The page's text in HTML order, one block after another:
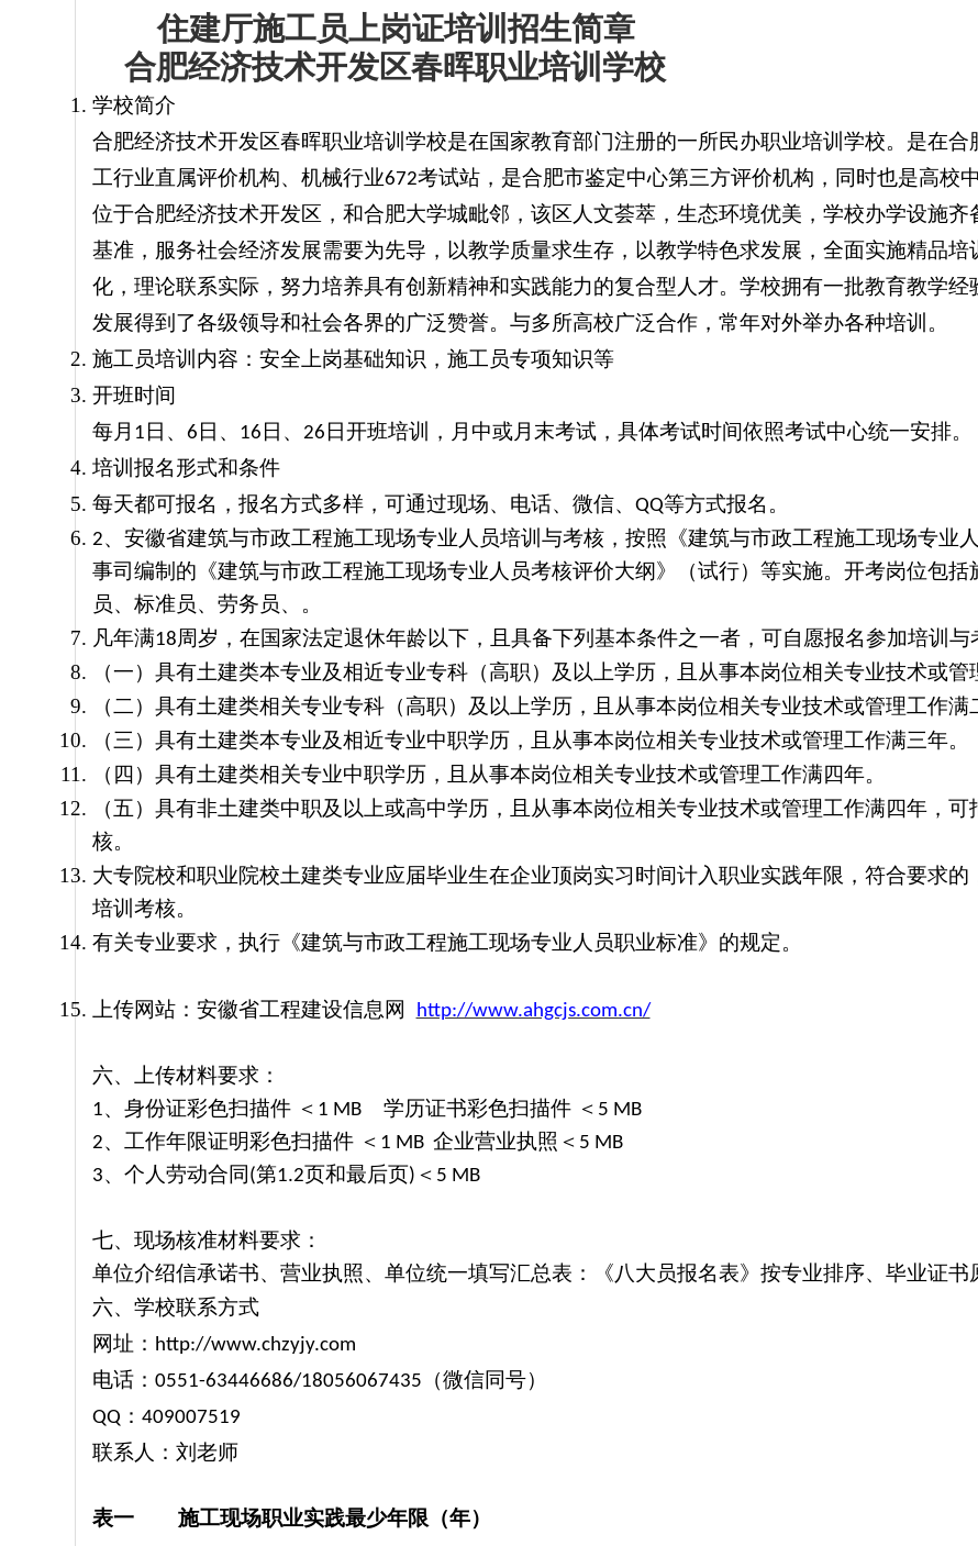
1 2 3 4
住建厅施工员上岗证培训招生简章
合肥经济技术开发区春晖职业培训学校
学校简介
合肥经济技术开发区春晖职业培训学校是在国家教育部门注册的一所民办职业培训学校。是在
工行业直属评价机构、机械行业672考试站，是合肥市鉴定中心第三方评价机构，同时也是高校
位于合肥经济技术开发区，和合肥大学城毗邻，该区人文荟萃，生态环境优美，学校办学设施
基准，服务社会经济发展需要为先导，以教学质量求生存，以教学特色求发展，全面实施精品
化，理论联系实际，努力培养具有创新精神和实践能力的复合型人才。学校拥有一批教育教学
发展得到了各级领导和社会各界的广泛赞誉。与多所高校广泛合作，常年对外举办各种培训 。
施工员培训内容：安全上岗基础知识，施工员专项知识等
开班时间
每月 1 日、 6 日、 16 日、 26 日开班培训，月中或月末考试，具体考试时间依照考试中心统一安排。
培训报名形式和条件
每天都可报名，报名方式多样，可通过现场、电话、微信、 QQ等方式报名。
2、 安徽省建筑与市政工程施工现场专业人员培训与考核，按照《建筑与市政工程施工现场专业
事司编制的《建筑与市政工程施工现场专业人员考核评价大纲》（试行）等实施。开考岗位包
员、标准员、劳务员、。
凡年满18周岁，在国家法定退休年龄以下，且具备下列基本条件之一者，可自愿报名参加培训与
（一）具有土建类本专业及相近专业专科（高职）及以上学历，且从事本岗位相关专业技术或管
（二）具有土建类相关专业专科（高职）及以上学历，且从事本岗位相关专业技术或管理工作满
（三）具有土建类本专业及相近专业中职学历，且从事本岗位相关专业技术或管理工作满三年。
（四）具有土建类相关专业中职学历，且从事本岗位相关专业技术或管理工作满四年。
（五）具有非土建类中职及以上或高中学历，且从事本岗位相关专业技术或管理工作满四年，
核。
大专院校和职业院校土建类专业应届毕业生在企业顶岗实习时间计入职业实践年限，符合要求
培训考核。
有关专业要求，执行《建筑与市政工程施工现场专业人员职业标准》的规定。
上传网站：安徽省工程建设信息网 http://www.ahgcjs.com.cn/
六、上传材料要求：
1、 身份证彩色扫描件 ＜ 1 MB 学历证书彩色扫描件 ＜ 5 MB
2、 工作年限证明彩色扫描件 ＜ 1 MB 企业营业执照＜ 5 MB
3、 个人劳动合同 (第1.2页和最后页) ＜ 5 MB
七、现场核准材料要求：
单位介绍信承诺书、营业执照、单位统一填写汇总表：《八大员报名表》按专业排序、毕业证书
六、学校联系方式
网址： http://www.chzyjy.com
电话： 0551-63446686/18056067435 （微信同号）
QQ ： 409007519
联系人：刘老师
表一 施工现场职业实践最少年限（年）